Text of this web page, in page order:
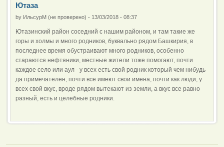
Ютаза
by ИльсурМ (не проверено) - 13/03/2018 - 08:37
Ютазинский район соседний с нашим районом, и там такие же
горы и холмы и много родников, буквально рядом Башкирия, в
последнее время обустраивают много родников, особенно
стараются нефтяники, местные жители тоже помогают, почти
каждое село или аул - у всех есть свой родник который чем нибудь
да примечателен, почти все имеют свои имена, почти как люди, у
всех свой вкус, вроде рядом вытекают из земли, а вкус все равно
разный, есть и целебные родники.